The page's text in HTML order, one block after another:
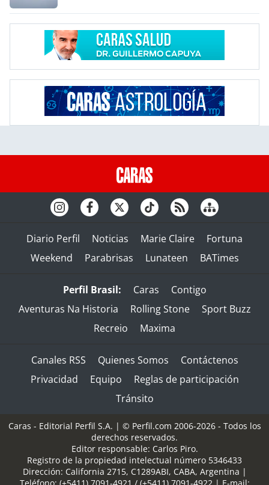
Diario Perfil Noticias Marie Claire
Fortuna
Weekend
Parabrisas Lunateen BATimes
Perfil Brasil: Caras
Contigo
Aventuras Na Historia
Rolling Stone
Sport Buzz
Recreio
Maxima
Canales RSS Quienes Somos
Contáctenos
Privacidad
Equipo
Reglas de participación
Tránsito
Caras - Editorial Perfil S.A. | © Perfil.com 2006-2026 - Todos los
derechos reservados.
Editor responsable: Carlos Piro.
Registro de la propiedad intelectual número 5346433
Dirección: California 2715, C1289ABI, CABA, Argentina |